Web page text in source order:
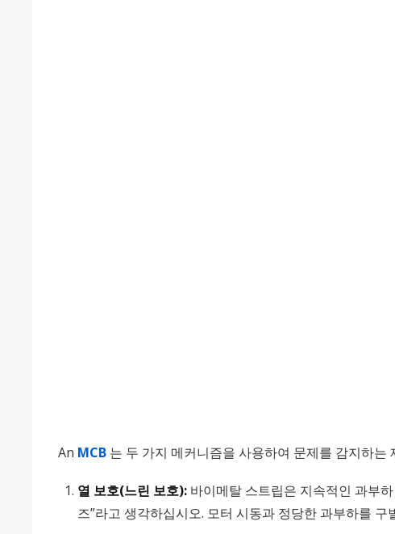
An MCB 는 두 가지 메커니즘을 사용하여 문제를 감지하는
열 보호(느린 보호): 바이메탈 스트립은 지속적인 과부
즈”라고 생각하십시오. 모터 시동과 정당한 과부하를 구